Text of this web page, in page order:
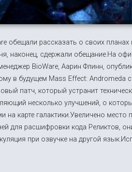
обещали рассказать о своих
наконец, сдержали обещание.На
BioWare, Аарин Флинн,
в будущем Mass Effect: Andromeda
патч, который устранит
несколько улучшений, о
на карте галактики.Увеличено
для расшифровки кода Реликтов,
при озвучке на другой